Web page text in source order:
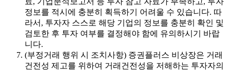
정보를 적시에 충분히 획득하기 어려울 수 있습니다. 따
라서, 투자자 스스로 해당 기업의 정보를 충분히 확인 및
검토한 후 투자 여부를 결정해야 함에 유의하시기 바랍
니다.
(부정거래 행위 시 조치사항) 증권플러스 비상장은 거래
건전성 제고를 위하여 거래건전성을 저해하는 투자자의